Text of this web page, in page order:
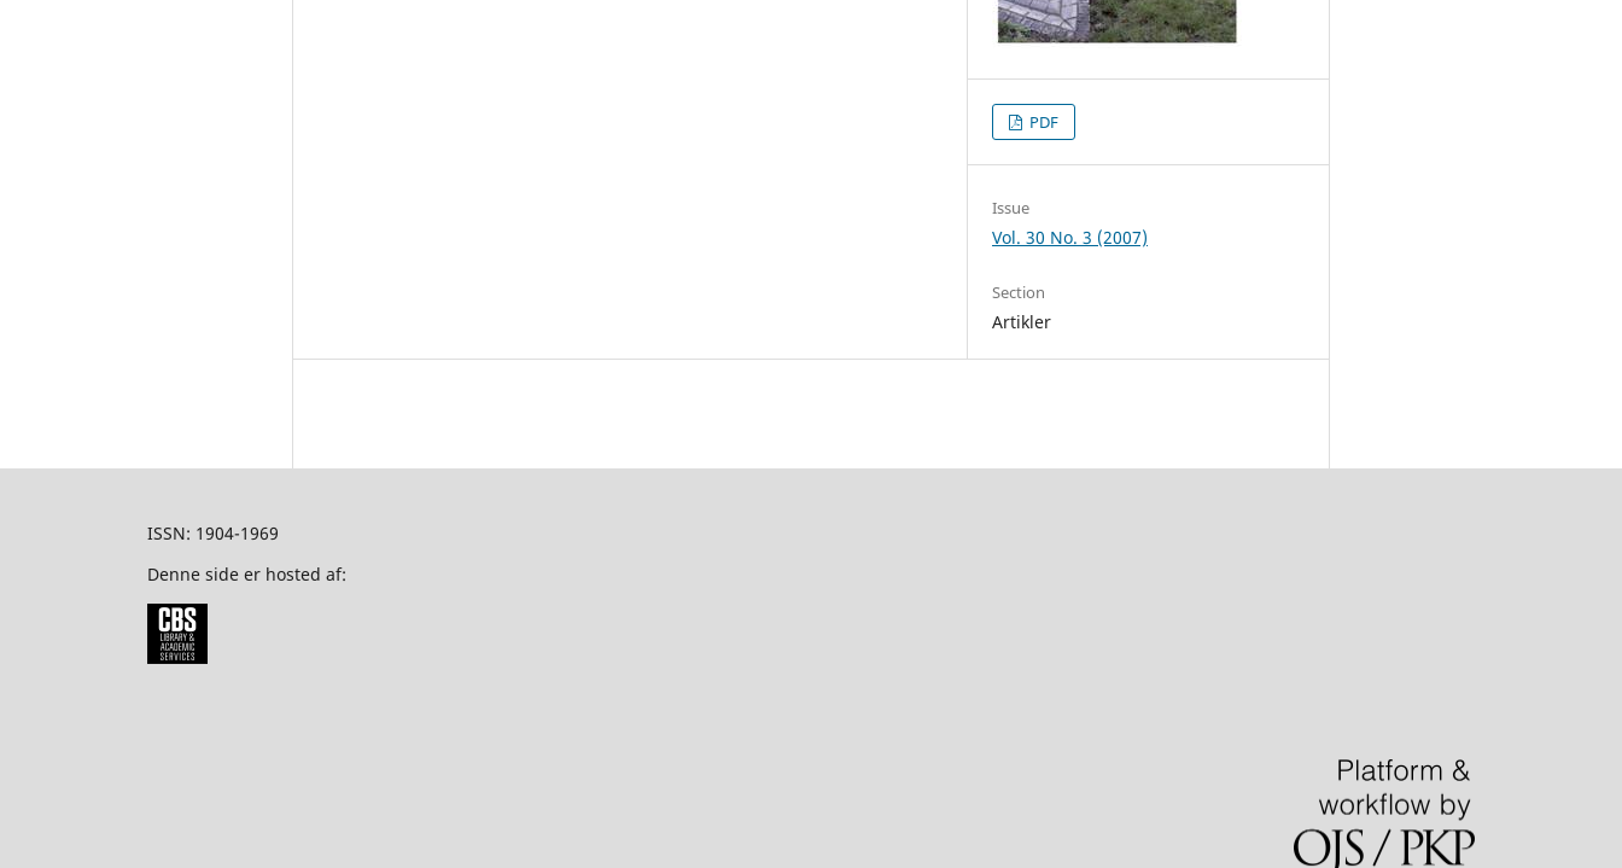
PDF
Issue
Vol. 30 No. 3 (2007)
Section
Artikler
ISSN: 1904-1969
Denne side er hosted af: